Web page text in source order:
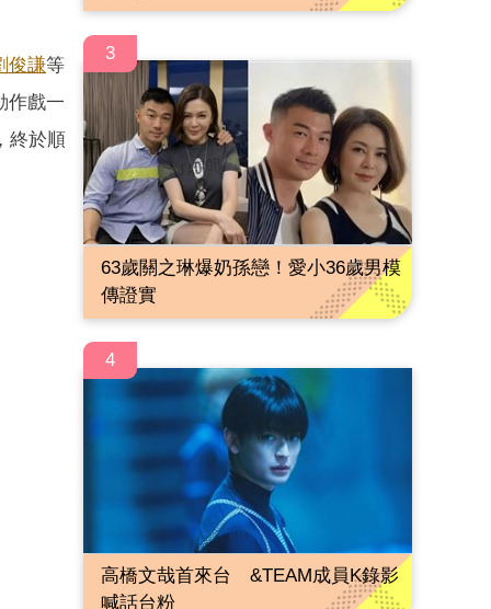
俊謙等
作戲一
終於順
3
63歲關之琳爆奶孫戀！愛小36歲男模
傳證實
4
高橋文哉首來台 &TEAM成員K錄影
喊話台粉